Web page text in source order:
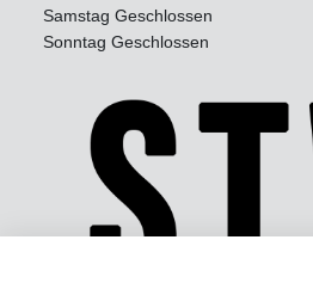
Samstag Geschlossen
Sonntag Geschlossen